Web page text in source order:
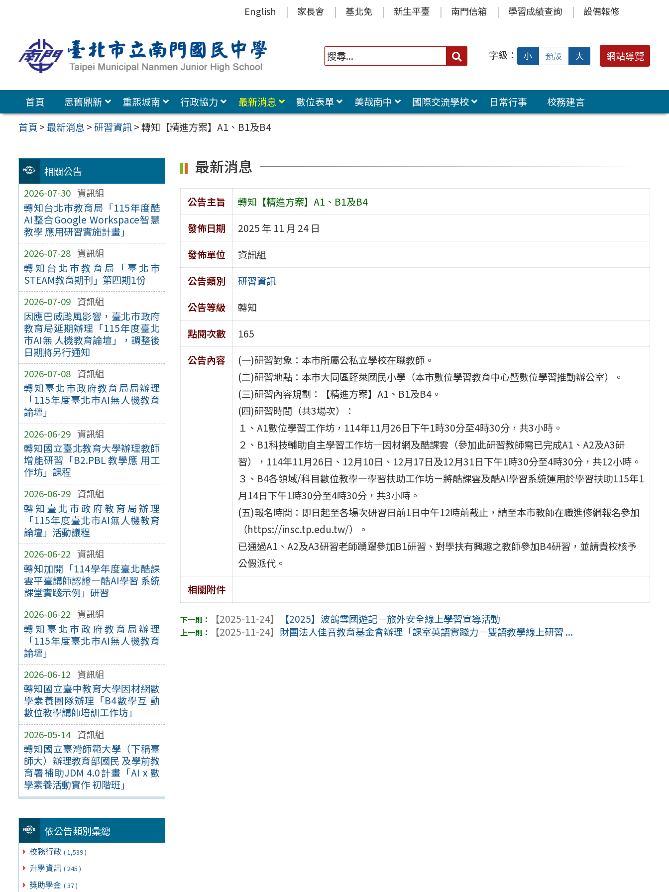
容
區
English 家長會 基北免 新生平臺 南門信箱 學習成績查詢 設備報修
搜
字級： 小 預設 大 網站導覽
首頁 思舊鼎新 重熙城南 行政協力 最新消息 數位表單 美哉南中 國際交流學校 日常行事
校務建言
首頁 >最新消息 >研習資訊>轉知【精進方案】A1、B1及B4
相關公告
2026-07-30 資訊組
轉知台北市教育局「115年度酷
AI整合Google Workspace智慧
教學 應用研習實施計畫」
2026-07-28 資訊組
轉知台北市教育局「臺北市
STEAM教育期刊」第四期1份
2026-07-09 資訊組
因應巴威颱風影響，臺北市政府
教育局延期辦理「115年度臺北
市AI無 人機教育論壇」，調整後
日期將另行通知
2026-07-08 資訊組
轉知臺北市政府教育局局辦理
「115年度臺北市AI無人機教育
論壇」
2026-06-29 資訊組
轉知國立臺北教育大學辦理教師
增能研習「B2.PBL 教學應 用工
作坊」課程
2026-06-29 資訊組
轉知臺北市政府教育局辦理
「115年度臺北市AI無人機教育
論壇」活動議程
2026-06-22 資訊組
轉知加開「114學年度臺北酷課
雲平臺講師認證—酷AI學習 系統
課堂實踐示例」研習
2026-06-22 資訊組
轉知臺北市政府教育局辦理
「115年度臺北市AI無人機教育
論壇」
2026-06-12 資訊組
轉知國立臺中教育大學因材網數
學素養團隊辦理「B4數學互 動
數位教學講師培訓工作坊」
2026-05-14 資訊組
轉知國立臺灣師範大學（下稱臺
師大）辦理教育部國民 及學前教
育署補助JDM 4.0計畫「AI x 數
學素養活動實作 初階班」
依公告類別彙總
校務行政 ( 1,539 )
升學資訊 ( 245 )
獎助學金 ( 37 )
最新消息
公告主旨
轉知【精進方案】A1、B1及B4
發佈日期
2025 年 11 月 24 日
發佈單位
資訊組
公告類別
研習資訊
公告等級
轉知
點閱次數
165
公告內容
(一)研習對象：本市所屬公私立學校在職教師。
(二)研習地點：本市大同區蓬萊國民小學（本市數位學習教育中心暨數位學習推動辦公室）。
(三)研習內容規劃：【精進方案】A1、B1及B4。
(四)研習時間（共3場次）：
１、A1數位學習工作坊，114年11月26日下午1時30分至4時30分，共3小時。
２、B1科技輔助自主學習工作坊—因材網及酷課雲（參加此研習教師需已完成A1、A2及A3研
習），114年11月26日、12月10日、12月17日及12月31日下午1時30分至4時30分，共12小時。
３、B4各領域/科目數位教學—學習扶助工作坊－將酷課雲及酷AI學習系統運用於學習扶助115年1
月14日下午1時30分至4時30分，共3小時。
(五)報名時間：即日起至各場次研習日前1日中午12時前截止，請至本市教師在職進修網報名參加
（https://insc.tp.edu.tw/）。
已通過A1、A2及A3研習老師踴躍參加B1研習、對學扶有興趣之教師參加B4研習，並請貴校核予
公假派代。
相關附件
【2025-11-24】
【2025】波鴿雪國遊記－旅外安全線上學習宣導活動
【2025-11-24】 財團法人佳音教育基金會辦理「課室英語實踐力—雙語教學線上研習 ...